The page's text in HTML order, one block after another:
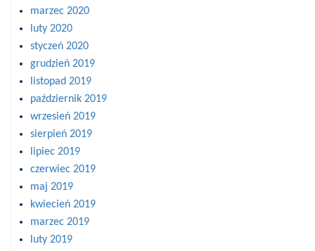
marzec 2020
luty 2020
styczeń 2020
grudzień 2019
listopad 2019
październik 2019
wrzesień 2019
sierpień 2019
lipiec 2019
czerwiec 2019
maj 2019
kwiecień 2019
marzec 2019
luty 2019